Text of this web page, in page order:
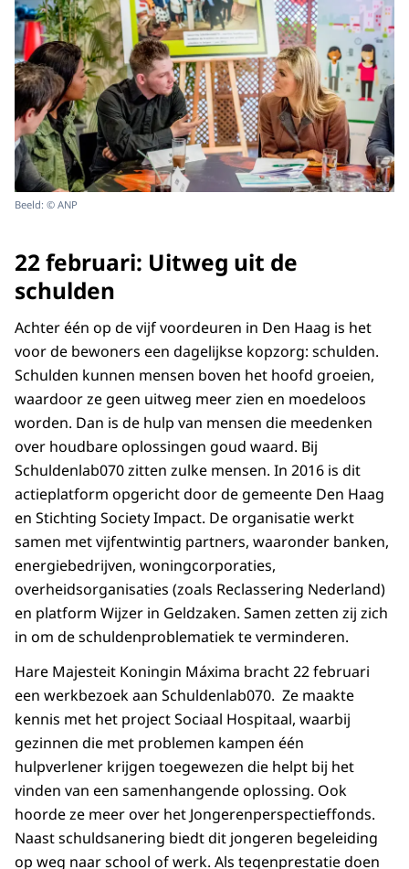
Beeld: © ANP
22 februari: Uitweg uit de
schulden
Achter één op de vijf voordeuren in Den Haag is het
voor de bewoners een dagelijkse kopzorg: schulden.
Schulden kunnen mensen boven het hoofd groeien,
waardoor ze geen uitweg meer zien en moedeloos
worden. Dan is de hulp van mensen die meedenken
over houdbare oplossingen goud waard. Bij
Schuldenlab070 zitten zulke mensen. In 2016 is dit
actieplatform opgericht door de gemeente Den Haag
en Stichting Society Impact. De organisatie werkt
samen met vijfentwintig partners, waaronder banken,
energiebedrijven, woningcorporaties,
overheidsorganisaties (zoals Reclassering Nederland)
en platform Wijzer in Geldzaken. Samen zetten zij zich
in om de schuldenproblematiek te verminderen.
Hare Majesteit Koningin Máxima bracht 22 februari
een werkbezoek aan Schuldenlab070. Ze maakte
kennis met het project Sociaal Hospitaal, waarbij
gezinnen die met problemen kampen één
hulpverlener krijgen toegewezen die helpt bij het
vinden van een samenhangende oplossing. Ook
hoorde ze meer over het Jongerenperspectieffonds.
Naast schuldsanering biedt dit jongeren begeleiding
op weg naar school of werk. Als tegenprestatie doen